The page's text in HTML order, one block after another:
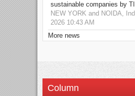
sustainable companies by
NEW YORK and NOIDA,
2026 10:43 AM
More news
Column